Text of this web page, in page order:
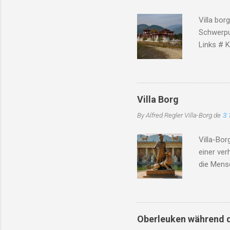
erneut
Villa
Links #
Website
Villa Borg
By Alfred ReglerVilla-Borg.de
Villa-
einer
die
Die
Region
Oberleuken während